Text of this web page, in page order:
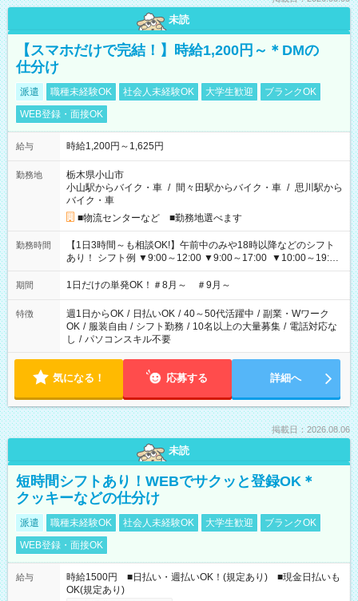
未読
【スマホだけで完結！】時給1,200円～＊DMの
仕分け
派遣 職種未経験OK 社会人未経験OK 大学生歓迎
ブランクOK
WEB登録・面接OK
給与 時給1,200円～1,625円
勤務地
栃木県小山市
小山駅からバイク・車 / 間々田駅からバイク・車 / 思川駅から
バイク・車
■物流センターなど ■勤務地選べます
勤務時間
【1日3時間～も相談OK!】午前中のみや18時以降などのシフト
あり！ シフト例 ▼9:00～12:00 ▼9:00～17:00 ▼10:00～19:00
▼18:00～21:00
期間 1日だけの単発OK！＃8月～ ＃9月～
特徴 週1日からOK / 日払いOK / 40～50代活躍中 / 副業・Wワーク
OK / 服装自由 / シフト勤務 / 10名以上の大量募集 / 電話対応な
し / パソコンスキル不要
気になる！ 応募する 詳細へ
掲載日：2026.08.06
未読
短時間シフトあり！WEBでサクッと登録OK＊
クッキーなどの仕分け
派遣 職種未経験OK 社会人未経験OK 大学生歓迎
ブランクOK
WEB登録・面接OK
給与
時給1500円 ■日払い・週払いOK！(規定あり) ■現金日払いも
OK(規定あり)